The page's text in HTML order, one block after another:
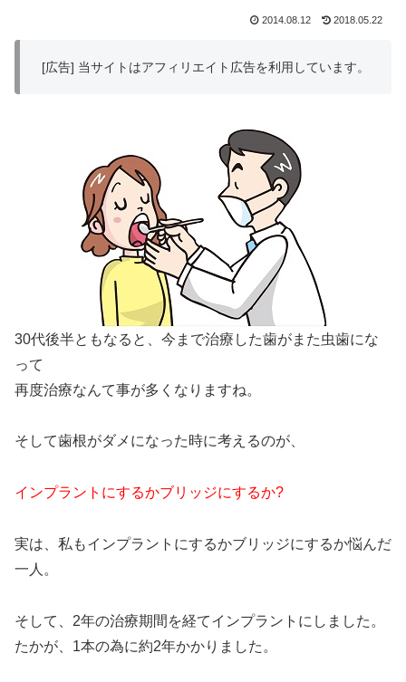
2014.08.12 2018.05.22
[広告] 当サイトはアフィリエイト広告を利用しています。
30代後半ともなると、今まで治療した歯がまた虫歯にな
って
再度治療なんて事が多くなりますね。
そして歯根がダメになった時に考えるのが、
インプラントにするかブリッジにするか?
実は、私もインプラントにするかブリッジにするか悩んだ
一人。
そして、2年の治療期間を経てインプラントにしました。
たかが、1本の為に約2年かかりました。